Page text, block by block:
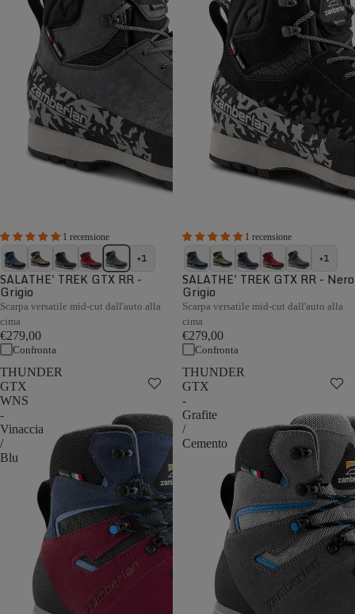
1 recensione
+1
SALATHE' TREK GTX RR -
Grigio
Scarpa versatile mid-cut dall'auto alla
cima
€279,00
Confronta
1 recensione
+1
SALATHE' TREK GTX RR - Nero
Grigio
Scarpa versatile mid-cut dall'auto alla
cima
€279,00
Confronta
THUNDER
GTX
WNS
-
Vinaccia
/
Blu
THUNDER
GTX
-
Grafite
/
Cemento